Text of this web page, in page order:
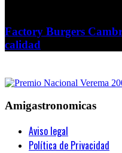
Factory Burgers
calidad
Amigastronomicas
Aviso legal
Política de Privacidad